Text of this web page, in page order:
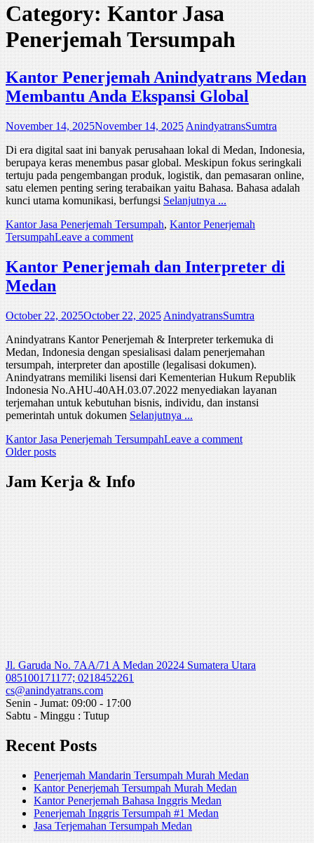
Category:Kantor Jasa
Penerjemah Tersumpah
Kantor Penerjemah Anindyatrans Medan
Membantu Anda Ekspansi Global
November 14, 2025November 14, 2025 AnindyatransSumtra
Di era digital saat ini banyak perusahaan lokal di Medan, Indonesia,
berupaya keras menembus pasar global. Meskipun fokus seringkali
tertuju pada pengembangan produk, logistik, dan pemasaran online,
satu elemen penting sering terabaikan yaitu Bahasa. Bahasa adalah
kunci utama komunikasi, berfungsiSelanjutnya ...
Kantor Jasa Penerjemah Tersumpah,Kantor Penerjemah
TersumpahLeave a comment
Kantor Penerjemah dan Interpreter di
Medan
October 22, 2025October 22, 2025 AnindyatransSumtra
Anindyatrans Kantor Penerjemah & Interpreter terkemuka di
Medan, Indonesia dengan spesialisasi dalam penerjemahan
tersumpah, interpreter dan apostille (legalisasi dokumen).
Anindyatrans memiliki lisensi dari Kementerian Hukum Republik
Indonesia No.AHU-40AH.03.07.2022 menyediakan layanan
terjemahan untuk kebutuhan bisnis, individu, dan instansi
pemerintah untuk dokumenSelanjutnya ...
Kantor Jasa Penerjemah TersumpahLeave a comment
Posts
navigation
Older posts
Jam Kerja & Info
Jl. Garuda No. 7AA/71 A Medan 20224 Sumatera Utara
085100171177; 0218452261
cs@anindyatrans.com
Senin - Jumat: 09:00 - 17:00
Sabtu - Minggu : Tutup
Recent Posts
Penerjemah Mandarin Tersumpah Murah Medan
Kantor Penerjemah Tersumpah Murah Medan
Kantor Penerjemah Bahasa Inggris Medan
Penerjemah Inggris Tersumpah #1 Medan
Jasa Terjemahan Tersumpah Medan